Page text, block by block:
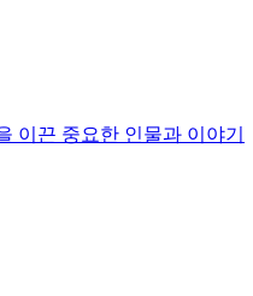
이끈 중요한 인물과 이야기